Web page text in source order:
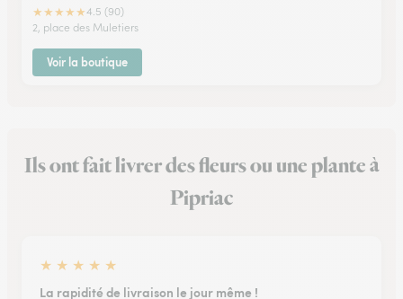
★★★★★4.5 (90)
2, place des Muletiers
Voir la boutique
Ils ont fait livrer des fleurs ou une plante à
Pipriac
★ ★ ★ ★ ★
La rapidité de livraison le jour même !